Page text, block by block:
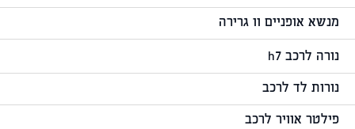
מנשא אופניים וו גרירה
נורה לרכב h7
נורות לד לרכב
פילטר אוויר לרכב